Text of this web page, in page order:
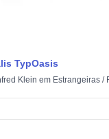
TypOasis
Klein em Estrangeiras /